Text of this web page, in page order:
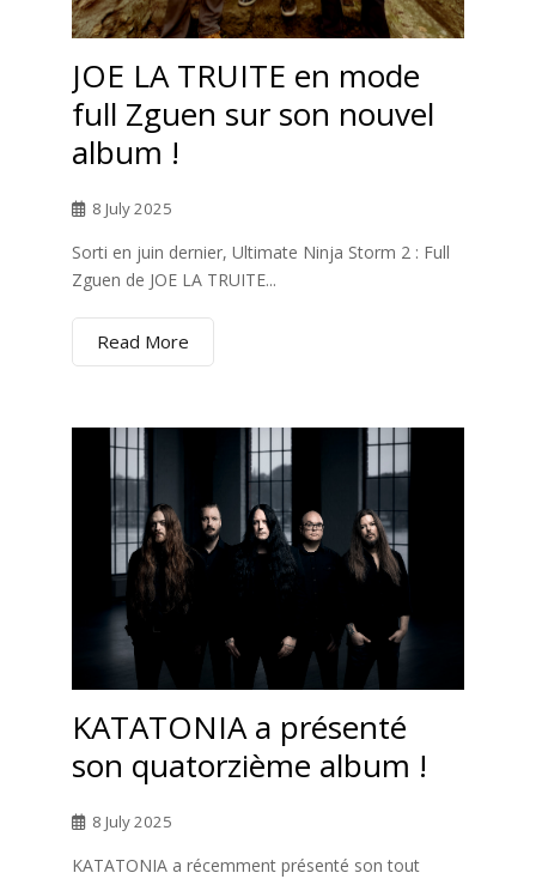
JOE LA TRUITE en mode
full Zguen sur son nouvel
album !
8 July 2025
Sorti en juin dernier, Ultimate Ninja Storm 2 : Full
Zguen de JOE LA TRUITE...
Read More
KATATONIA a présenté
son quatorzième album !
8 July 2025
KATATONIA a récemment présenté son tout